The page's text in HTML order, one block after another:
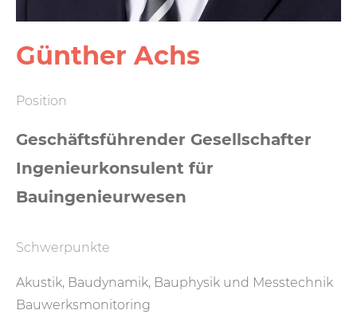
Günther Achs
Position
Geschäftsführender Gesellschafter
Ingenieurkonsulent für
Bauingenieurwesen
Schwerpunkte
Akustik, Baudynamik, Bauphysik und Messtechnik
Bauwerksmonitoring